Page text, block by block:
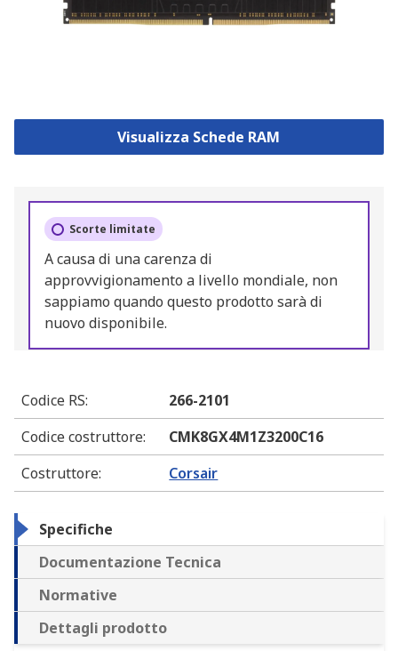
Visualizza Schede RAM
Scorte limitate
A causa di una carenza di
approvvigionamento a livello mondiale, non
sappiamo quando questo prodotto sarà di
nuovo disponibile.
Codice RS:
266-2101
Codice costruttore:
CMK8GX4M1Z3200C16
Costruttore: Corsair
Specifiche
Documentazione Tecnica
Normative
Dettagli prodotto